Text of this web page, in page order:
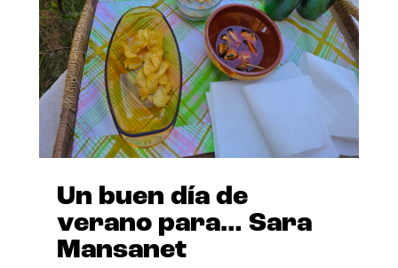
Un buen día de
verano para… Sara
Mansanet